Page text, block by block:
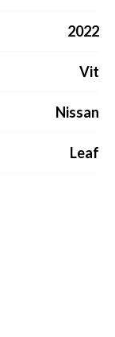
2022
Vit
Nissan
Leaf